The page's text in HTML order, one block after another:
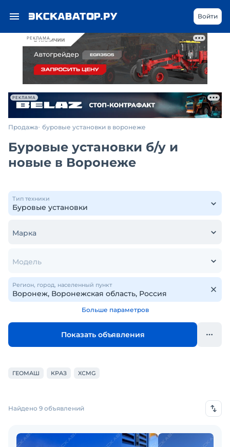
РЕКЛАМА
Войти
РЕКЛАМА
Продажа буровые установки в воронеже
Буровые установки б/у и
новые в Воронеже
Тип техники
Марка
Модель
Регион, город, населенный пункт
Больше параметров
Показать объявления
ГЕОМАШ КРАЗ XCMG
Найдено 9 объявлений